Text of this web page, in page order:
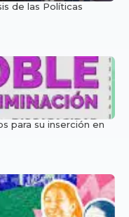
de las Políticas
para su inserción en